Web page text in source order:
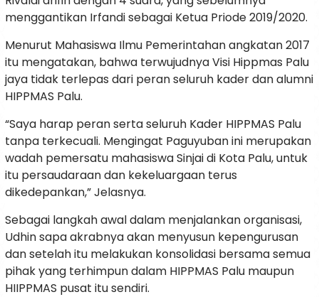
menggantikan Irfandi sebagai Ketua Priode 2019/2020.
Menurut Mahasiswa Ilmu Pemerintahan angkatan 2017
itu mengatakan, bahwa terwujudnya Visi Hippmas Palu
jaya tidak terlepas dari peran seluruh kader dan alumni
HIPPMAS Palu.
“Saya harap peran serta seluruh Kader HIPPMAS Palu
tanpa terkecuali. Mengingat Paguyuban ini merupakan
wadah pemersatu mahasiswa Sinjai di Kota Palu, untuk
itu persaudaraan dan kekeluargaan terus
dikedepankan,” Jelasnya.
Sebagai langkah awal dalam menjalankan organisasi,
Udhin sapa akrabnya akan menyusun kepengurusan
dan setelah itu melakukan konsolidasi bersama semua
pihak yang terhimpun dalam HIPPMAS Palu maupun
HIIPPMAS pusat itu sendiri.